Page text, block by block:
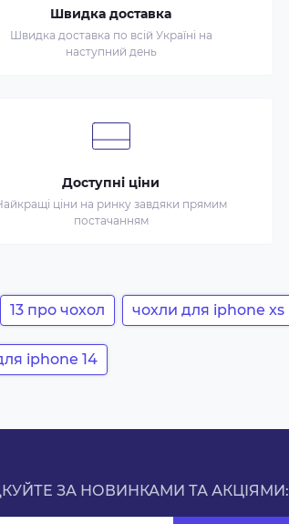
Швидка доставка
Швидка доставка по всій Україні на
наступний день
Доступні ціни
ціни на ринку завдяки прямим
постачанням
13 про чохол чохли для iphone xs
iphone 14
ЗА НОВИНКАМИ ТА АКЦІЯМИ: